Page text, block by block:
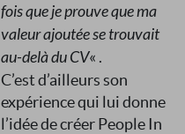
fois que je prouve que ma
valeur ajoutée se trouvait
au-delà du CV« .
C’est d’ailleurs son
expérience qui lui donne
l’idée de créer People In